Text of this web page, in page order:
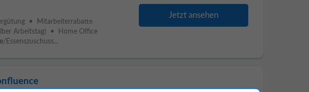
• Mitarbeiterrabatte
Arbeitstag) • Home Office
/Essenszuschuss...
Jetzt ansehen